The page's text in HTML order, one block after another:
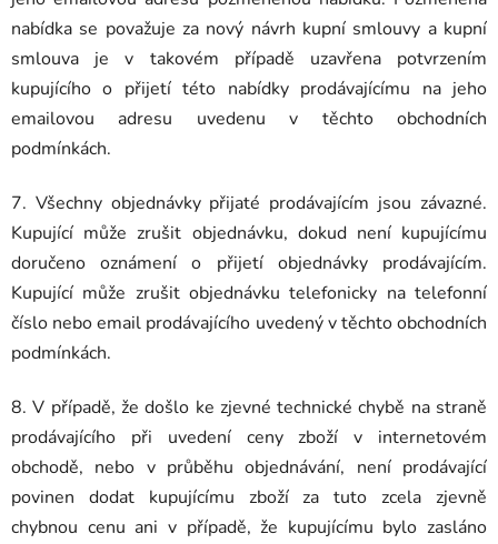
nabídka se považuje za nový návrh kupní smlouvy a kupní
smlouva je v takovém případě uzavřena potvrzením
kupujícího o přijetí této nabídky prodávajícímu na jeho
emailovou adresu uvedenu v těchto obchodních
podmínkách.
7. Všechny objednávky přijaté prodávajícím jsou závazné.
Kupující může zrušit objednávku, dokud není kupujícímu
doručeno oznámení o přijetí objednávky prodávajícím.
Kupující může zrušit objednávku telefonicky na telefonní
číslo nebo email prodávajícího uvedený v těchto obchodních
podmínkách.
8. V případě, že došlo ke zjevné technické chybě na straně
prodávajícího při uvedení ceny zboží v internetovém
obchodě, nebo v průběhu objednávání, není prodávající
povinen dodat kupujícímu zboží za tuto zcela zjevně
chybnou cenu ani v případě, že kupujícímu bylo zasláno